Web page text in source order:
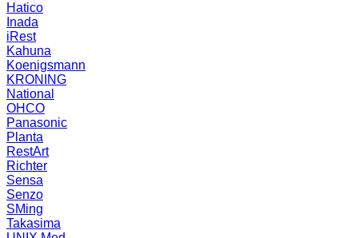
Hatico
Inada
iRest
Kahuna
Koenigsmann
KRONING
National
OHCO
Panasonic
Planta
RestArt
Richter
Sensa
Senzo
SMing
Takasima